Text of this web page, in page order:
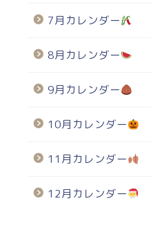
7月カレンダー
8月カレンダー
9月カレンダー
10月カレンダー
11月カレンダー
12月カレンダー